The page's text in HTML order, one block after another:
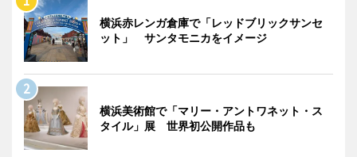
横浜赤レンガ倉庫で「レッドブリックサンセ
ット」 サンタモニカをイメージ
横浜美術館で「マリー・アントワネット・ス
タイル」展 世界初公開作品も